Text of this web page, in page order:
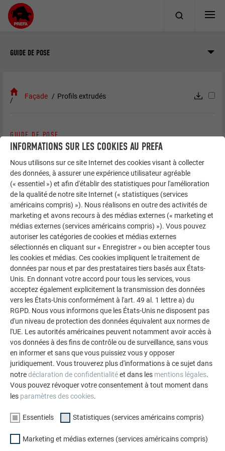
GUIDE DE POSE
Façade Profils extrudés
PROFILS EXTRUDÉS
GUIDE DE POSE
Informations générales
Informations produit
Façonnage et pose
RETOUR
L’ENTREPRISE FAMILIALE | PREFA
À propos de nous
Durabilité
Trouver un artisan près de
INFORMATIONS SUR LES COOKIES AU PREFA
Nous utilisons sur ce site Internet des cookies visant à collecter
des données, à assurer une expérience utilisateur agréable
(« essentiel ») et afin d'établir des statistiques pour l'amélioration
de la qualité de notre site Internet (« statistiques (services
américains compris) »). Nous réalisons en outre des activités de
marketing et avons recours à des médias externes (« marketing et
médias externes (services américains compris) »). Vous pouvez
autoriser les catégories de cookies et médias externes
sélectionnés en cliquant sur « Enregistrer » ou bien accepter tous
les cookies et médias. Ces cookies impliquent le traitement de
données par nous et par des prestataires tiers basés aux États-
Unis. En donnant votre accord pour tous les services, vous
acceptez également explicitement la transmission des données
vers les États-Unis conformément à l'art. 49 al. 1 lettre a) du
RGPD. Nous vous informons que les États-Unis ne disposent pas
d'un niveau de protection des données équivalent aux normes de
l'UE. Les autorités américaines peuvent notamment avoir accès à
vos données à des fins de contrôle ou de surveillance, sans vous
en informer et sans que vous puissiez vous y opposer
juridiquement. Vous trouverez plus d'informations à ce sujet dans
notredéclaration de confidentialitéet dans les mentions légales.
Vous pouvez révoquer votre consentement à tout moment dans
les paramètres des cookies.
Essentiels Statistiques (services américains compris)
Marketing et médias externes (services américains compris)